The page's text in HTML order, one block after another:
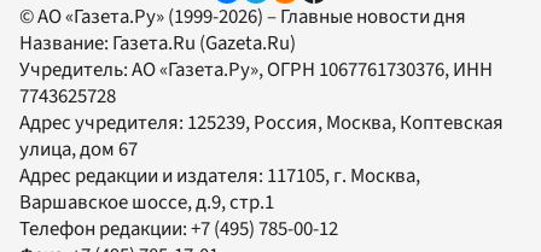
© АО «Газета.Ру» (1999-2026) – Главные новости дня
Название: Газета.Ru (Gazeta.Ru)
Учредитель:АО «Газета.Ру», ОГРН 1067761730376, ИНН
7743625728
Адрес учредителя: 125239, Россия, Москва, Коптевская
улица, дом 67
Адрес редакции и издателя: 117105, г. Москва,
Варшавское шоссе, д.9, стр.1
Телефон редакции:+7 (495) 785-00-12